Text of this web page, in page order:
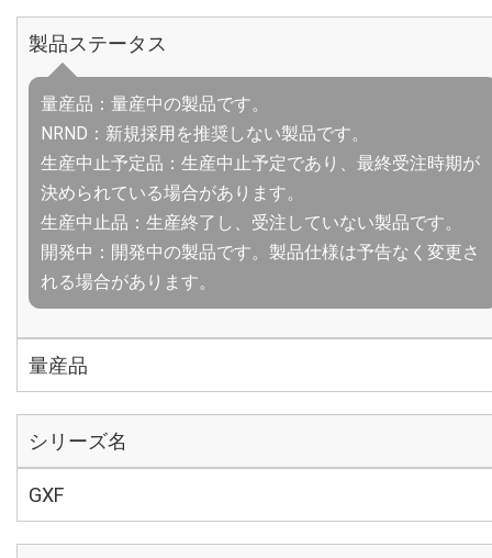
製品ステータス
量産品：量産中の製品です。
NRND：新規採用を推奨しない製品です。
生産中止予定品：生産中止予定であり、最終受注時期が
決められている場合があります。
生産中止品：生産終了し、受注していない製品です。
開発中：開発中の製品です。製品仕様は予告なく変更さ
れる場合があります。
量産品
シリーズ名
GXF